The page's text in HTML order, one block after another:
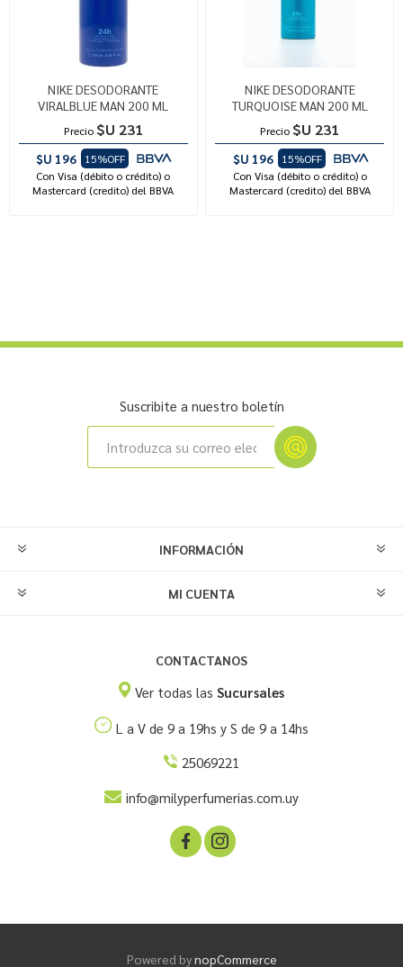
NIKE DESODORANTE
VIRALBLUE MAN 200 ML
Precio $U 231
$U 196
15%OFF
Con Visa (débito o crédito) o
Mastercard (credito) del BBVA
NIKE DESODORANTE
TURQUOISE MAN 200 ML
Precio $U 231
$U 196
15%OFF
Con Visa (débito o crédito) o
Mastercard (credito) del BBVA
Suscribite a nuestro boletín
INFORMACIÓN
MI CUENTA
CONTACTANOS
Ver todas las Sucursales
L a V de 9 a 19hs y S de 9 a 14hs
25069221
info@milyperfumerias.com.uy
Powered bynopCommerce